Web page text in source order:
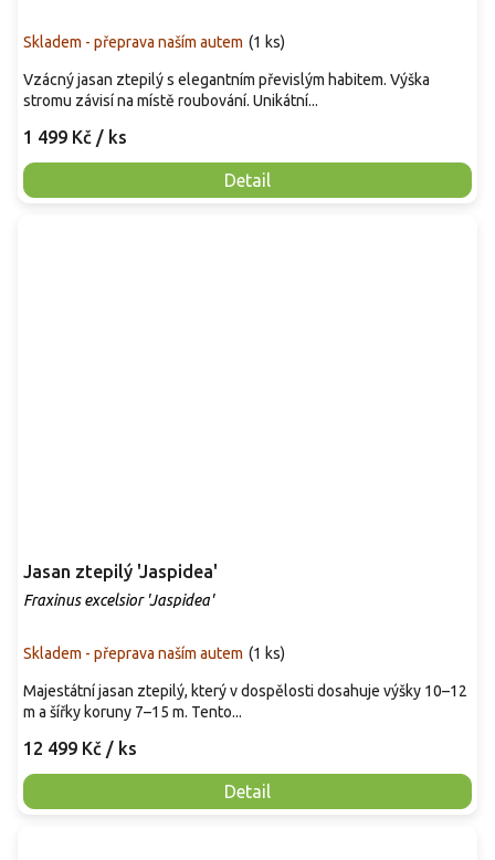
Skladem - přeprava naším autem (1 ks)
1 499 Kč / ks
Detail
Vzácný jasan ztepilý s elegantním převislým habitem. Výška
stromu závisí na místě roubování. Unikátní...
Jasan ztepilý 'Jaspidea'
Fraxinus excelsior 'Jaspidea'
Skladem - přeprava naším autem (1 ks)
12 499 Kč / ks
Detail
Majestátní jasan ztepilý, který v dospělosti dosahuje výšky 10–12
m a šířky koruny 7–15 m. Tento...